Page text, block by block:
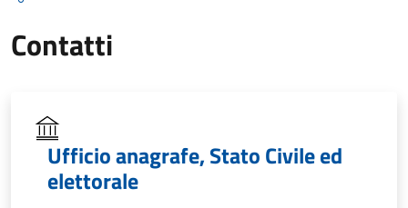
Contatti
Ufficio anagrafe, Stato Civile ed
elettorale